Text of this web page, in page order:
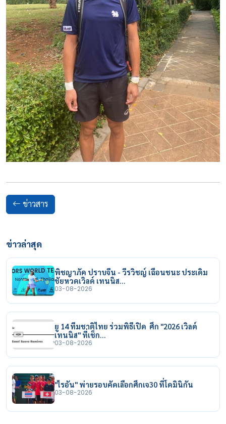
ข่าวสาร
ข่าวล่าสุด
พิชญาภัค ปราบจีน - วีรวิชญ์ เฉือนชนะ ประเดิม
ชัยหวดเวิลด์ เทนนิส…
03-08-2026
ยู 14 ทีมชาติไทย ร่วมพิธีเปิด ศึก "2026 เวิลด์
เทนนิส" ที่เช็ก…
03-08-2026
"ไรอัน" พ่ายรอบคัดเลือกศึกเจ30 ที่โดมินิกัน
03-08-2026